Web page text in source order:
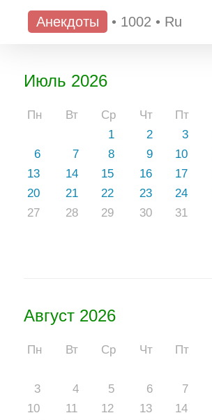
Анекдоты • 1002 • Ru
Июль 2026
Пн Вт Ср Чт Пт
1
2 3
6
7 8 9 10
13
14 15 16 17
20
21 22 23 24
27
28 29 30 31
Август 2026
Пн Вт Ср Чт Пт
3
4 5 6 7
10
11 12 13 14